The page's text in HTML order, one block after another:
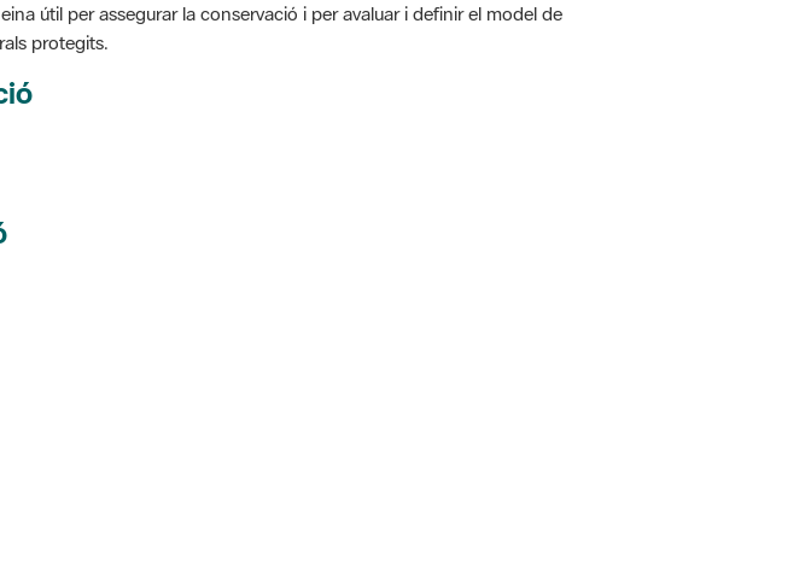
útil per assegurar la conservació i per avaluar i definir el model de
protegits.